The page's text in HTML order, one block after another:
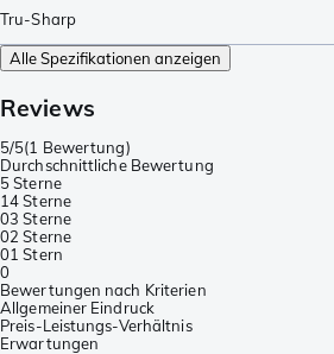
Tru-Sharp
Alle Spezifikationen anzeigen
Reviews
5/5(1 Bewertung)
Durchschnittliche Bewertung
5 Sterne
14 Sterne
03 Sterne
02 Sterne
01 Stern
0
Bewertungen nach Kriterien
Allgemeiner Eindruck
Preis-Leistungs-Verhältnis
Erwartungen